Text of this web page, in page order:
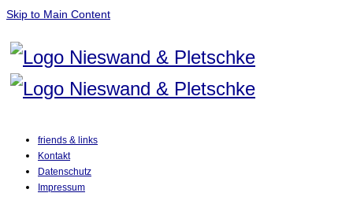
Skip to Main Content
friends & links
Kontakt
Datenschutz
Impressum